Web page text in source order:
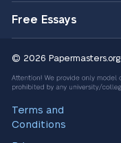
Free Essays
© 2026 Papermasters.org
Terms and
Conditions